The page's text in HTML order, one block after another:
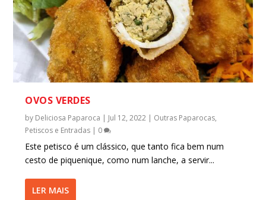
OVOS VERDES
by Deliciosa Paparoca | Jul 12, 2022 | Outras Paparocas,
Petiscos e Entradas | 0
Este petisco é um clássico, que tanto fica bem num
cesto de piquenique, como num lanche, a servir...
LER MAIS